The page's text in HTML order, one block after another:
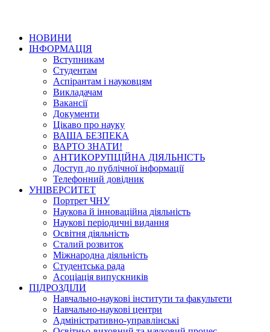
НОВИНИ
ІНФОРМАЦІЯ
Вступникам
Студентам
Аспірантам і науковцям
Викладачам
Вакансії
Документи
Цікаво про науку
ВАША БЕЗПЕКА
ВАРТО ЗНАТИ!
АНТИКОРУПЦІЙНА ДІЯЛЬНІСТЬ
Доступ до публічної інформації
Телефонний довідник
УНІВЕРСИТЕТ
Портрет ЧНУ
Наукова й інноваційна діяльність
Наукові періодичні видання
Освітня діяльність
Сталий розвиток
Міжнародна діяльність
Студентська рада
Асоціація випускників
ПІДРОЗДІЛИ
Навчально-наукові інститути та факультети
Навчально-наукові центри
Адміністративно-управлінські